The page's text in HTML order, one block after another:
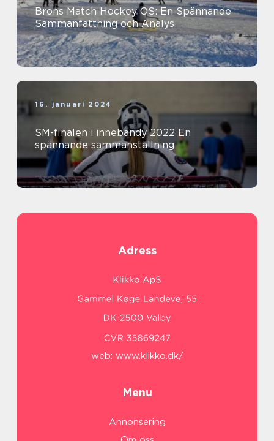
Brons Match Hockey OS: En Spännande
Sammanfattning och Analys
16. januari 2024
SM-finalen i innebandy 2022 En
spännande sammanställning
Adress
web: www.klikko.dk/
Menu
Annonsering